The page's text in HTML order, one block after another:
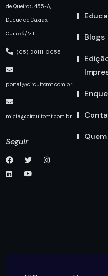
de Queiroz, 455-A,
Duque de Caxias,
Cuiabá/MT
(65) 98111-0655
portal@circuitomt.com.br
midia@circuitomt.com.br
Seguir
Blogs